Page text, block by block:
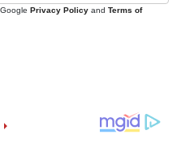
Privacy Policy and Terms of